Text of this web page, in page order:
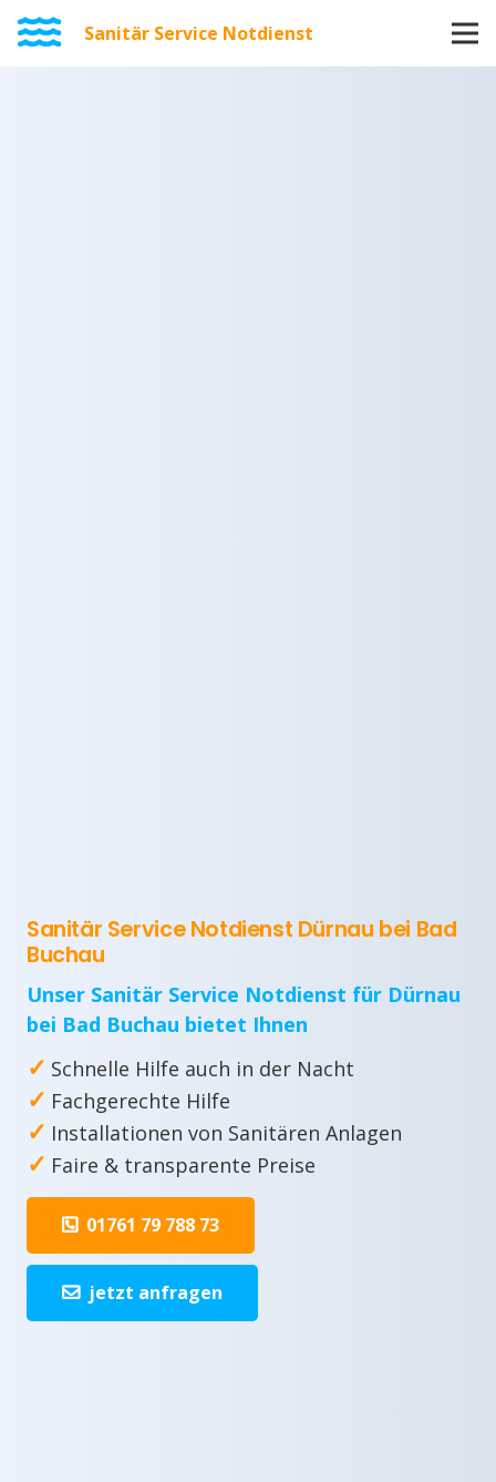
Sanitär Service Notdienst
Sanitär Service Notdienst Dürnau bei Bad
Buchau
Unser Sanitär Service Notdienst für Dürnau
bei Bad Buchau bietet Ihnen
✓ Schnelle Hilfe auch in der Nacht
✓ Fachgerechte Hilfe
✓ Installationen von Sanitären Anlagen
✓ Faire & transparente Preise
01761 79 788 73
jetzt anfragen